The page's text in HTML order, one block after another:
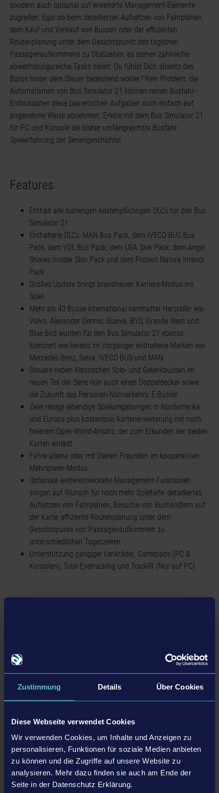
Zustimmung Details Über Cookies
Diese Webseite verwendet Cookies
Wir verwenden Cookies, um Inhalte und Anzeigen zu
personalisieren, Funktionen für soziale Medien anbieten
zu können und die Zugriffe auf unsere Website zu
analysieren. Mehr dazu finden sie auch am Ende der
Seite in der Datenschutz Erklärung.
sondern auch optional auf erweiterte Management-Elemente
zugreifen. Egal ob beim detaillierten Aufsetzen von Fahrplänen,
dem Kauf und Verkauf von Bussen oder der effizienten
Routenplanung unter dem Gesichtspunkt des täglichen
Passagieraufkommens zu Stoßzeiten, es stehen zahlreiche
abwechslungsreiche Tasks bereit. Du fühlst Dich abseits des
Büros hinter dem Steuer bedeutend wohler? Kein Problem, die
Automatismen von Bus Simulator 21 können reinen Busfahr-
Enthusiasten diese planerischen Aufgaben auch einfach auf
angenehme Weise abnehmen. Erlebe mit dem Bus Simulator 21
für PC und Konsole die bisher umfangreichste Busfahr-
Spielerfahrung der Seriengeschichte!
Features
Enthält alle bisherigen kostenpflichtigen DLCs für den Bus
Simulator 21
Enthaltene DLCs: MAN Bus Pack, dem IVECO BUS Bus
Pack, dem VDL Bus Pack, dem USA Skin Pack, dem Angel
Shores Insider Skin Pack und dem Protect Nature Interior
Pack
Großes Update bringt brandneuen Karriere-Modus ins
Spiel
Mehr als 40 Busse international namhafter Hersteller wie
Volvo, Alexander Dennis, Scania, BYD, Grande West und
Blue Bird wurden für den Bus Simulator 21 ebenso
lizenziert wie bereits im Vorgänger enthaltene Marken wie
Mercedes-Benz, Setra, IVECO BUS und MAN.
Steuere neben klassischen Solo- und Gelenkbussen im
neuen Teil der Serie nun auch einen Doppeldecker sowie
die Zukunft des Personen-Nahverkehrs: E-Busse!
Zwei riesige lebendige Spielumgebungen in Nordamerika
und Europa plus kostenlose Kartenerweiterung mit noch
freierem Open-World-Ansatz, der zum Erkunden der beiden
Karten einlädt
Fahre alleine oder mit Deinen Freunden im kooperativen
Mehrspieler-Modus
Optionale weiterentwickelte Management-Funktionen
sorgen auf Wunsch für noch mehr Spieltiefe: detailliertes
Aufsetzen von Fahrplänen, Besuche von Bushändlern auf
der Karte, effiziente Routenplanung unter dem
Gesichtspunkt von Passagieraufkommen zu
unterschiedlichen Tageszeiten
Unterstützung gängiger Lenkräder, Gamepads (PC &
Konsolen); Tobii Eyetracking und TrackIR (Nur auf PC)
DLC